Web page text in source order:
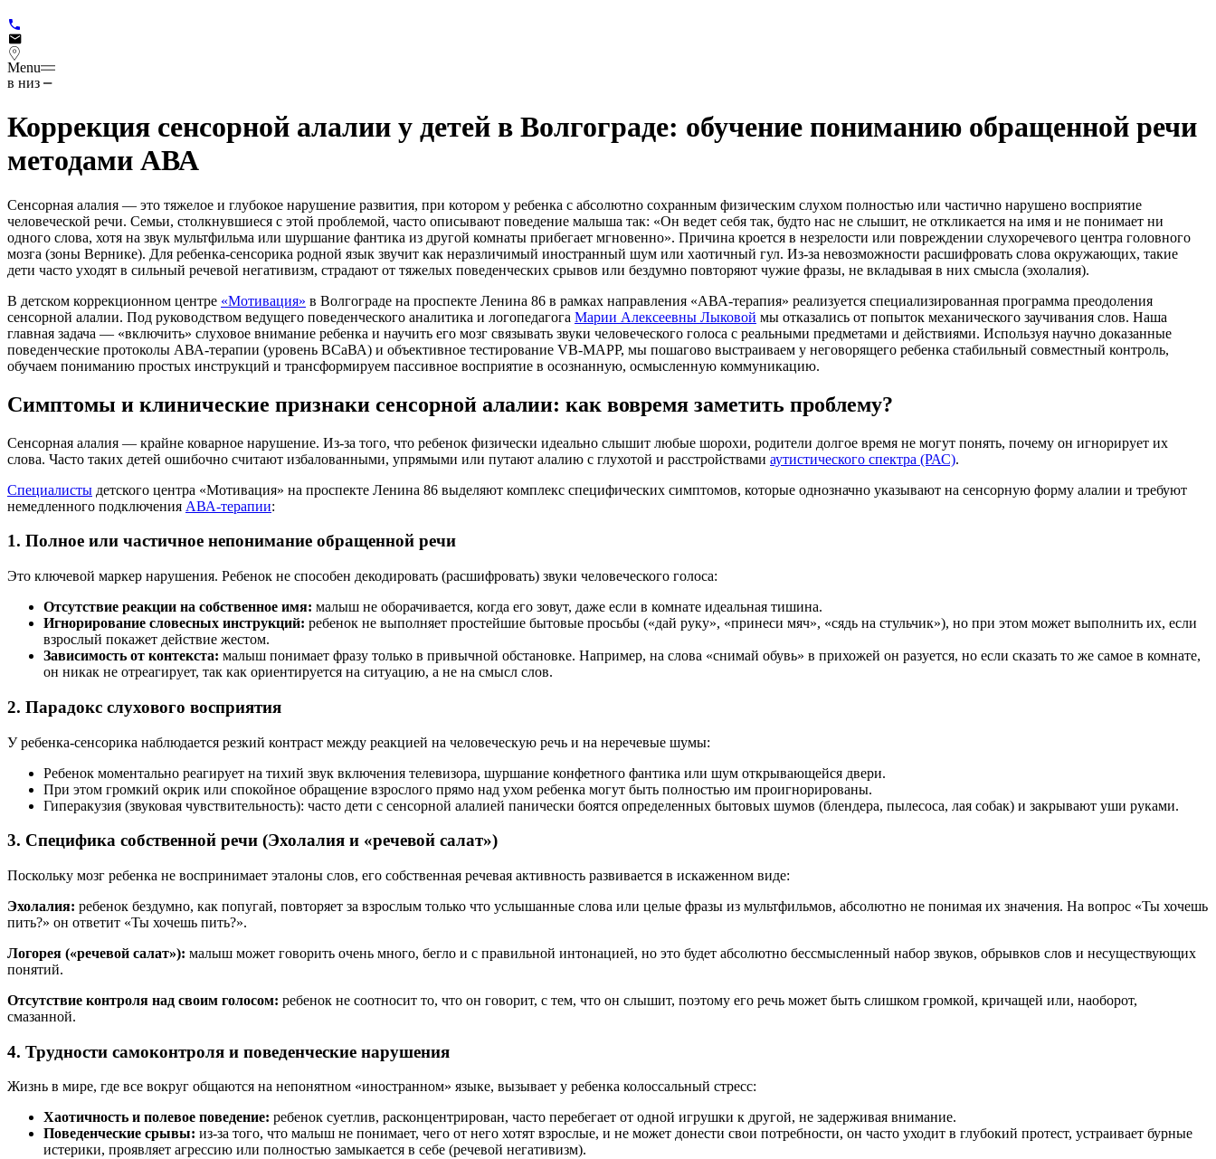
Menu
в низ
Коррекция сенсорной алалии у детей в Волгограде: обучение пониманию обращенной речи
методами АВА
Сенсорная алалия — это тяжелое и глубокое нарушение развития, при котором у ребенка с абсолютно сохранным физическим слухом полностью или частично нарушено восприятие
человеческой речи. Семьи, столкнувшиеся с этой проблемой, часто описывают поведение малыша так: «Он ведет себя так, будто нас не слышит, не откликается на имя и не понимает ни
одного слова, хотя на звук мультфильма или шуршание фантика из другой комнаты прибегает мгновенно». Причина кроется в незрелости или повреждении слухоречевого центра головного
мозга (зоны Вернике). Для ребенка-сенсорика родной язык звучит как неразличимый иностранный шум или хаотичный гул. Из-за невозможности расшифровать слова окружающих, такие
дети часто уходят в сильный речевой негативизм, страдают от тяжелых поведенческих срывов или бездумно повторяют чужие фразы, не вкладывая в них смысла (эхолалия).
В детском коррекционном центре «Мотивация» в Волгограде на проспекте Ленина 86 в рамках направления «АВА-терапия» реализуется специализированная программа преодоления
сенсорной алалии. Под руководством ведущего поведенческого аналитика и логопедагога Марии Алексеевны Лыковой мы отказались от попыток механического заучивания слов. Наша
главная задача — «включить» слуховое внимание ребенка и научить его мозг связывать звуки человеческого голоса с реальными предметами и действиями. Используя научно доказанные
поведенческие протоколы АВА-терапии (уровень ВСаВА) и объективное тестирование VB-MAPP, мы пошагово выстраиваем у неговорящего ребенка стабильный совместный контроль,
обучаем пониманию простых инструкций и трансформируем пассивное восприятие в осознанную, осмысленную коммуникацию.
Симптомы и клинические признаки сенсорной алалии: как вовремя заметить проблему?
Сенсорная алалия — крайне коварное нарушение. Из-за того, что ребенок физически идеально слышит любые шорохи, родители долгое время не могут понять, почему он игнорирует их
слова. Часто таких детей ошибочно считают избалованными, упрямыми или путают алалию с глухотой и расстройствами аутистического спектра (РАС).
Специалисты детского центра «Мотивация» на проспекте Ленина 86 выделяют комплекс специфических симптомов, которые однозначно указывают на сенсорную форму алалии и требуют
немедленного подключения АВА-терапии:
1. Полное или частичное непонимание обращенной речи
Это ключевой маркер нарушения. Ребенок не способен декодировать (расшифровать) звуки человеческого голоса:
Отсутствие реакции на собственное имя: малыш не оборачивается, когда его зовут, даже если в комнате идеальная тишина.
Игнорирование словесных инструкций: ребенок не выполняет простейшие бытовые просьбы («дай руку», «принеси мяч», «сядь на стульчик»), но при этом может выполнить их, если
взрослый покажет действие жестом.
Зависимость от контекста: малыш понимает фразу только в привычной обстановке. Например, на слова «снимай обувь» в прихожей он разуется, но если сказать то же самое в комнате,
он никак не отреагирует, так как ориентируется на ситуацию, а не на смысл слов.
2. Парадокс слухового восприятия
У ребенка-сенсорика наблюдается резкий контраст между реакцией на человеческую речь и на неречевые шумы:
Ребенок моментально реагирует на тихий звук включения телевизора, шуршание конфетного фантика или шум открывающейся двери.
При этом громкий окрик или спокойное обращение взрослого прямо над ухом ребенка могут быть полностью им проигнорированы.
Гиперакузия (звуковая чувствительность): часто дети с сенсорной алалией панически боятся определенных бытовых шумов (блендера, пылесоса, лая собак) и закрывают уши руками.
3. Специфика собственной речи (Эхолалия и «речевой салат»)
Поскольку мозг ребенка не воспринимает эталоны слов, его собственная речевая активность развивается в искаженном виде:
Эхолалия: ребенок бездумно, как попугай, повторяет за взрослым только что услышанные слова или целые фразы из мультфильмов, абсолютно не понимая их значения. На вопрос «Ты хочешь
пить?» он ответит «Ты хочешь пить?».
Логорея («речевой салат»): малыш может говорить очень много, бегло и с правильной интонацией, но это будет абсолютно бессмысленный набор звуков, обрывков слов и несуществующих
понятий.
Отсутствие контроля над своим голосом: ребенок не соотносит то, что он говорит, с тем, что он слышит, поэтому его речь может быть слишком громкой, кричащей или, наоборот,
смазанной.
4. Трудности самоконтроля и поведенческие нарушения
Жизнь в мире, где все вокруг общаются на непонятном «иностранном» языке, вызывает у ребенка колоссальный стресс:
Хаотичность и полевое поведение: ребенок суетлив, расконцентрирован, часто перебегает от одной игрушки к другой, не задерживая внимание.
Поведенческие срывы: из-за того, что малыш не понимает, чего от него хотят взрослые, и не может донести свои потребности, он часто уходит в глубокий протест, устраивает бурные
истерики, проявляет агрессию или полностью замыкается в себе (речевой негативизм).